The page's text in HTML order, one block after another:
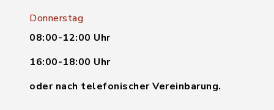
Donnerstag
08:00-12:00 Uhr
16:00-18:00 Uhr
oder nach telefonischer Vereinbarung.